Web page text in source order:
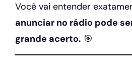
Você vai entender
anunciar no rádio pode
grande acerto. 🎯